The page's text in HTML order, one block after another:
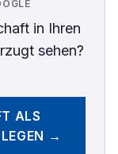
in Ihren
sehen?
ALS
→